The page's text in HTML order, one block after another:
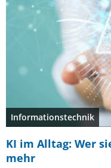
Informationstechnik
KI im Alltag: Wer
mehr